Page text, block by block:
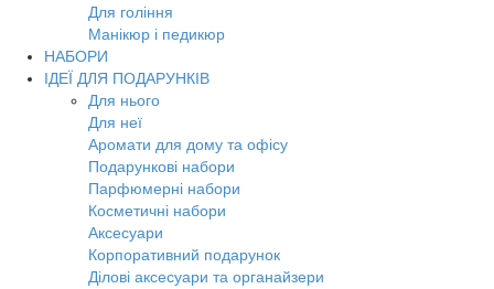
Для гоління
Манікюр і педикюр
НАБОРИ
ІДЕЇ ДЛЯ ПОДАРУНКІВ
Для нього
Для неї
Аромати для дому та офісу
Подарункові набори
Парфюмерні набори
Косметичні набори
Аксесуари
Корпоративний подарунок
Ділові аксесуари та органайзери